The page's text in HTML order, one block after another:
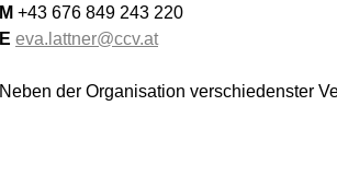
M +43 676 849 243 220
E eva.lattner@ccv.at
Neben der Organisation verschiedenster